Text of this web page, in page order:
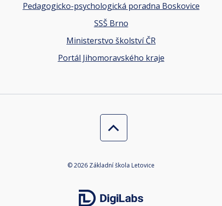
Pedagogicko-psychologická poradna Boskovice
SSŠ Brno
Ministerstvo školství ČR
Portál Jihomoravského kraje
© 2026 Základní škola Letovice